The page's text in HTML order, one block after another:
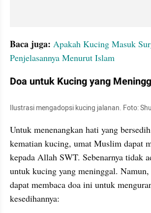
Baca juga: Apakah Kucing Masuk
Penjelasannya Menurut Islam
Doa untuk Kucing yang
Ilustrasi mengadopsi kucing jalanan. Foto:
Untuk menenangkan hati yang
kematian kucing, umat Muslim dapat
kepada Allah SWT. Sebenarnya tidak
untuk kucing yang meninggal.
dapat membaca doa ini untuk
kesedihannya: